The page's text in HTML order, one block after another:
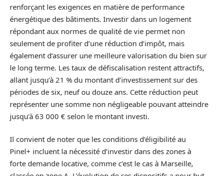
renforçant les exigences en matière de performance
énergétique des bâtiments. Investir dans un logement
répondant aux normes de qualité de vie permet non
seulement de profiter d’une réduction d’impôt, mais
également d’assurer une meilleure valorisation du bien sur
le long terme. Les taux de défiscalisation restent attractifs,
allant jusqu’à 21 % du montant d’investissement sur des
périodes de six, neuf ou douze ans. Cette réduction peut
représenter une somme non négligeable pouvant atteindre
jusqu’à 63 000 € selon le montant investi.
Il convient de noter que les conditions d’éligibilité au
Pinel+ incluent la nécessité d’investir dans des zones à
forte demande locative, comme c’est le cas à Marseille,